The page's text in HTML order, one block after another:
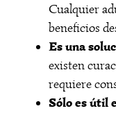
Cualquier
beneficios
Es una
existen
requiere
Sólo es útil